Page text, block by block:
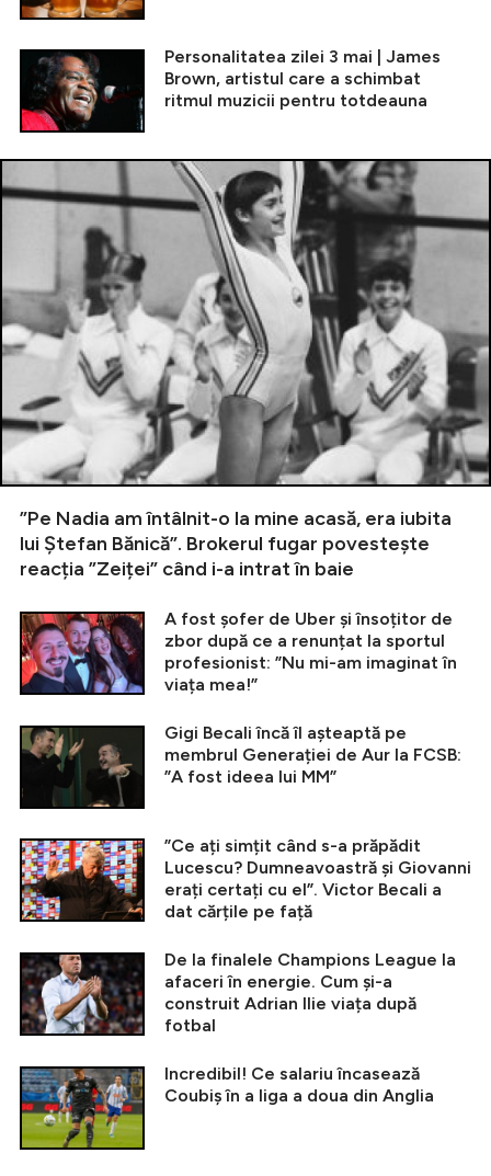
Personalitatea zilei 3 mai | James
Brown, artistul care a schimbat
ritmul muzicii pentru totdeauna
”Pe Nadia am întâlnit-o la mine acasă, era iubita
lui Ștefan Bănică”. Brokerul fugar povestește
reacția ”Zeiței” când i-a intrat în baie
A fost șofer de Uber și însoțitor de
zbor după ce a renunțat la sportul
profesionist: ”Nu mi-am imaginat în
viața mea!”
Gigi Becali încă îl așteaptă pe
membrul Generației de Aur la FCSB:
”A fost ideea lui MM”
”Ce ați simțit când s-a prăpădit
Lucescu? Dumneavoastră și Giovanni
erați certați cu el”. Victor Becali a
dat cărțile pe față
De la finalele Champions League la
afaceri în energie. Cum și-a
construit Adrian Ilie viața după
fotbal
Incredibil! Ce salariu încasează
Coubiș în a liga a doua din Anglia